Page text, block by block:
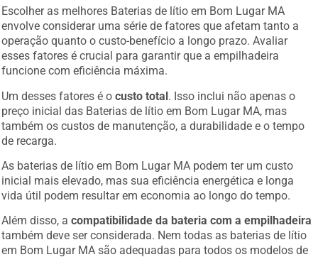
Escolher as melhores Baterias de lítio em Bom Lugar MA
envolve considerar uma série de fatores que afetam tanto a
operação quanto o custo-benefício a longo prazo. Avaliar
esses fatores é crucial para garantir que a empilhadeira
funcione com eficiência máxima.
Um desses fatores é ocusto total . Isso inclui não apenas o
preço inicial das Baterias de lítio em Bom Lugar MA, mas
também os custos de manutenção, a durabilidade e o tempo
de recarga.
As baterias de lítio em Bom Lugar MA podem ter um custo
inicial mais elevado, mas sua eficiência energética e longa
vida útil podem resultar em economia ao longo do tempo.
Além disso, acompatibilidade da bateria com a empilhadeira
também deve ser considerada. Nem todas as baterias de lítio
em Bom Lugar MA são adequadas para todos os modelos de